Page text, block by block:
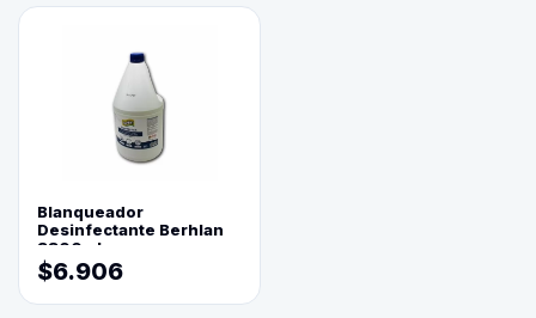
Blanqueador
Desinfectante Berhlan
3800ml
$6.906